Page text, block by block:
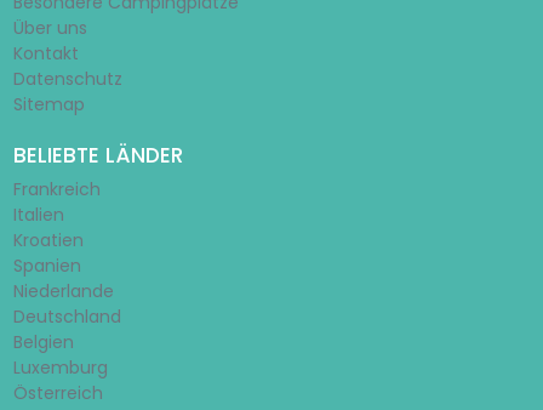
Über uns
Kontakt
Datenschutz
Sitemap
BELIEBTE LÄNDER
Frankreich
Italien
Kroatien
Spanien
Niederlande
Deutschland
Belgien
Luxemburg
Österreich